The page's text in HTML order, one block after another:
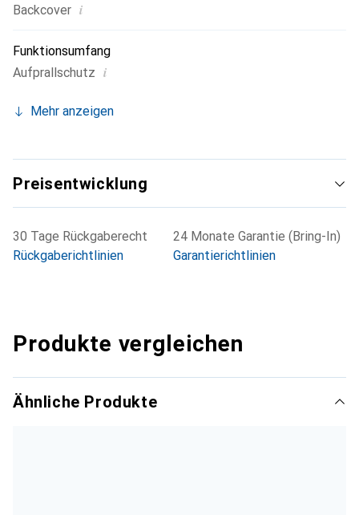
Backcover i
Funktionsumfang
Aufprallschutz i
Mehr anzeigen
Preisentwicklung
30 Tage Rückgaberecht
Rückgaberichtlinien
24 Monate Garantie (Bring-In)
Garantierichtlinien
Produkte vergleichen
Ähnliche Produkte